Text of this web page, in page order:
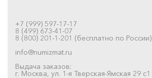
+7 (999) 597-17-17
8 (499) 673-41-07
8 (800) 201-1-201 (бесплатно по России)
info@numizmat.ru
Выдача заказов:
г. Москва, ул. 1-я Тверская-Ямская 29 с1